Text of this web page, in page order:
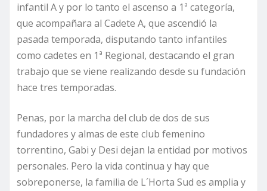
infantil A y por lo tanto el ascenso a 1ª categoría,
que acompañara al Cadete A, que ascendió la
pasada temporada, disputando tanto infantiles
como cadetes en 1ª Regional, destacando el gran
trabajo que se viene realizando desde su fundación
hace tres temporadas.
Penas, por la marcha del club de dos de sus
fundadores y almas de este club femenino
torrentino, Gabi y Desi dejan la entidad por motivos
personales. Pero la vida continua y hay que
sobreponerse, la familia de L´Horta Sud es amplia y